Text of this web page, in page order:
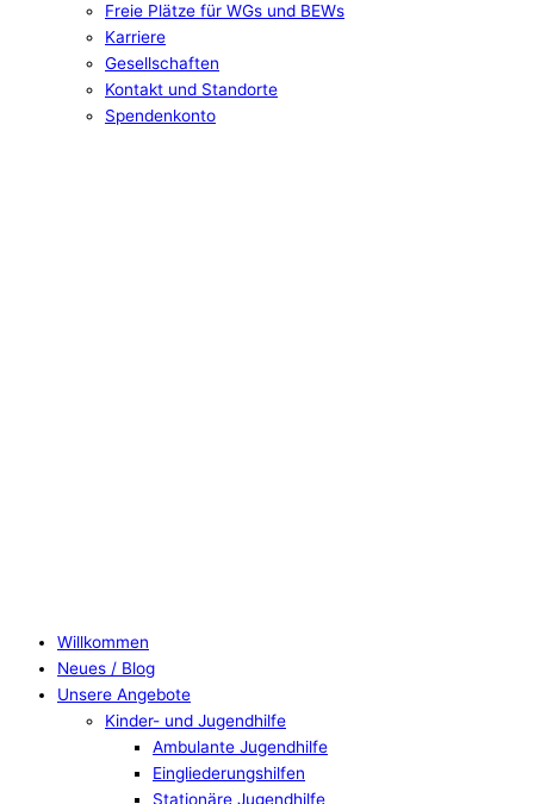
Freie Plätze für WGs und BEWs
Karriere
Gesellschaften
Kontakt und Standorte
Spendenkonto
Willkommen
Neues / Blog
Unsere Angebote
Kinder- und Jugendhilfe
Ambulante Jugendhilfe
Eingliederungshilfen
Stationäre Jugendhilfe